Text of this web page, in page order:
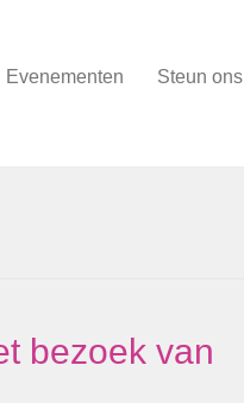
Evenementen Steun ons
bezoek van